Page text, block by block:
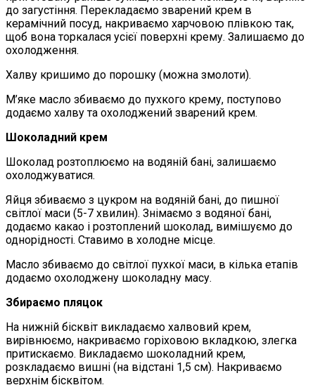
до загустіння. Перекладаємо зварений крем в
керамічний посуд, накриваємо харчовою плівкою так,
щоб вона торкалася усієї поверхні крему. Залишаємо до
охолодження.
Халву кришимо до порошку (можна змолоти).
М’яке масло збиваємо до пухкого крему, поступово
додаємо халву та охолоджений зварений крем.
Шоколадний крем
Шоколад розтоплюємо на водяній бані, залишаємо
охолоджуватися.
Яйця збиваємо з цукром на водяній бані, до пишної
світлої маси (5-7 хвилин). Знімаємо з водяної бані,
додаємо какао і розтоплений шоколад, вимішуємо до
однорідності. Ставимо в холодне місце.
Масло збиваємо до світлої пухкої маси, в кілька етапів
додаємо охолоджену шоколадну масу.
Збираємо пляцок
На нижній бісквіт викладаємо халвовий крем,
вирівнюємо, накриваємо горіховою вкладкою, злегка
притискаємо. Викладаємо шоколадний крем,
розкладаємо вишні (на відстані 1,5 см). Накриваємо
верхнім бісквітом.